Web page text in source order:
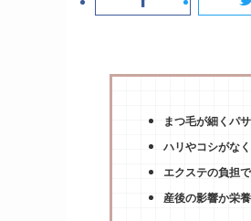
まつ毛が細くパ
ハリやコシがな
エクステの負担
産後の影響か栄